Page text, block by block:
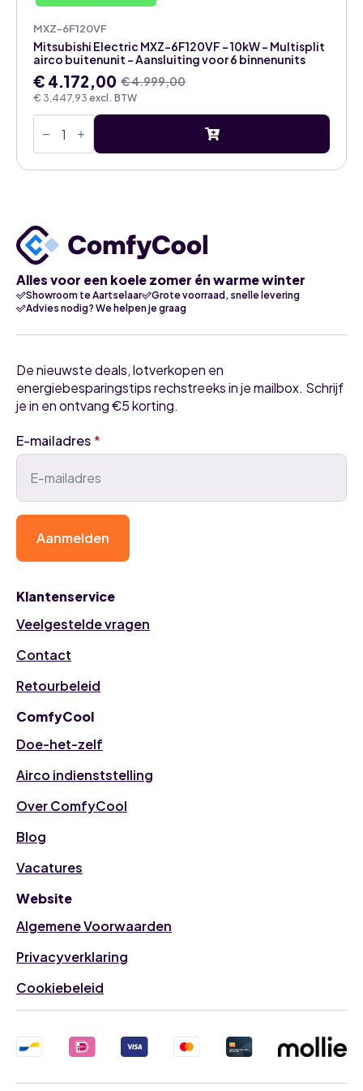
MXZ-6F120VF
€ 3.447,93 excl. BTW
Mitsubishi Electric MXZ-6F120VF – 10kW – Multisplit
airco buitenunit – Aansluiting voor 6 binnenunits
€4.999,00
Oorspronkelijke
prijs
was:
€ 4.999,00.
€ 4.172,00
Huidige
prijs
€ 4.172,00.
Mitsubishi
Electric
6F120VF
-
airco
buitenunit
-
Aansluiting
voor
6
binnenunits
aantal
Alles voor een koele zomer én warme winter
Showroom te Aartselaar
Grote voorraad, snelle levering
Advies nodig? We helpen je graag
Klantenservice
Veelgestelde vragen
Contact
Retourbeleid
ComfyCool
Doe-het-zelf
Airco indienststelling
Over ComfyCool
Blog
Vacatures
Website
Algemene Voorwaarden
Privacyverklaring
Cookiebeleid
De nieuwste deals, lotverkopen en
energiebesparingstips rechstreeks in je mailbox. Schrijf
je in en ontvang €5 korting.
E-mailadres*
Aanmelden